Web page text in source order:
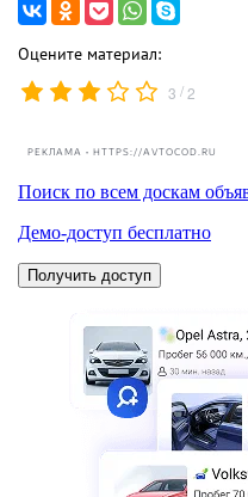
Оцените материал:
3 /2
РЕКЛАМА • HTTPS://AVTOCOD.RU